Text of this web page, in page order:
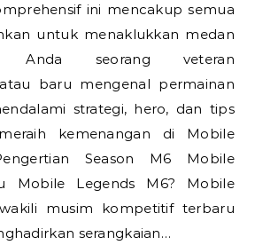
ini mencakup semua
untuk menaklukkan medan
Anda seorang veteran
baru mengenal permainan
strategi, hero, dan tips
kemenangan di Mobile
Season M6 Mobile
Mobile Legends M6? Mobile
musim kompetitif terbaru
serangkaian…